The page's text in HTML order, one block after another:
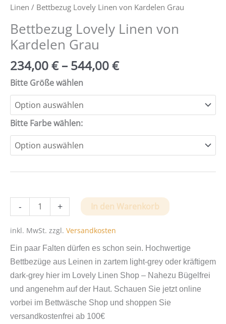
Linen / Bettbezug Lovely Linen von Kardelen Grau
Bettbezug Lovely Linen von
Kardelen Grau
234,00€– 544,00€
Bitte Größe wählen
Bitte Farbe wählen:
-
Bettbezug
Lovely
Linen
von
Kardelen
Menge
+ In den Warenkorb
inkl. MwSt. zzgl. Versandkosten
Ein paar Falten dürfen es schon sein. Hochwertige
Bettbezüge aus Leinen in zartem light-grey oder kräftigem
dark-grey hier im Lovely Linen Shop – Nahezu Bügelfrei
und angenehm auf der Haut. Schauen Sie jetzt online
vorbei im Bettwäsche Shop und shoppen Sie
versandkostenfrei ab 100€